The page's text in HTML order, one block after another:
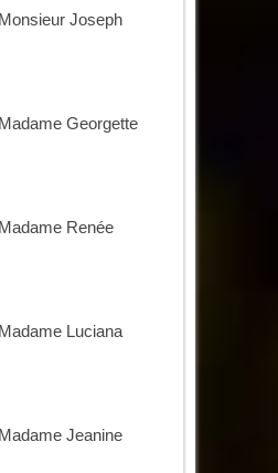
Joseph
Georgette
Renée
Luciana
Jeanine